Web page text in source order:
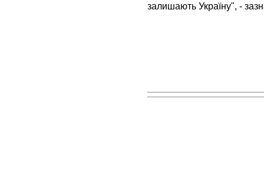
залишають Україну", -